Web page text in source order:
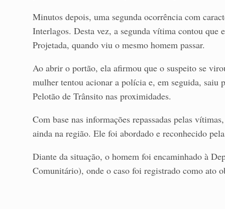
Minutos depois, uma segunda ocorrência com
Interlagos. Desta vez, a segunda vítima contou que
Projetada, quando viu o mesmo homem passar.
Ao abrir o portão, ela afirmou que o suspeito se
mulher tentou acionar a polícia e, em seguida, saiu
Pelotão de Trânsito nas proximidades.
Com base nas informações repassadas pelas
ainda na região. Ele foi abordado e reconhecido
Diante da situação, o homem foi encaminhado à
Comunitário), onde o caso foi registrado como ato